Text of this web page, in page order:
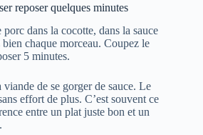
reposer quelques minutes
dans la cocotte, dans la sauce
chaque morceau. Coupez le
5 minutes.
de se gorger de sauce. Le
effort de plus. C’est souvent ce
entre un plat juste bon et un